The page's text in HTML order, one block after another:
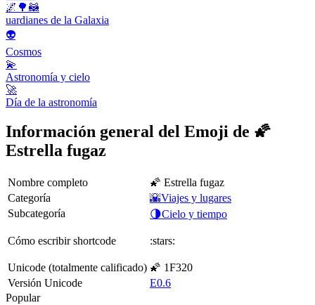
🌌🌳🦝
uardianes de la Galaxia
👽
Cosmos
💫
Astronomía y cielo
🚀
Día de la astronomía
Información general del Emoji de 🌠
Estrella fugaz
Nombre completo
🌠 Estrella fugaz
Categoría
🌇Viajes y lugares
Subcategoría
🌗Cielo y tiempo
Cómo escribir shortcode :stars:
Unicode (totalmente calificado) 🌠 1F320
Versión Unicode
E0.6
Popular